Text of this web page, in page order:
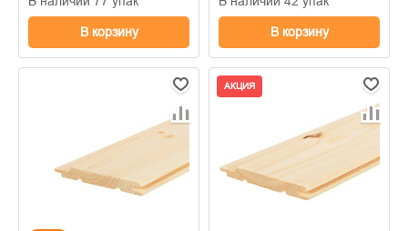
В корзину В корзину
АКЦИЯ